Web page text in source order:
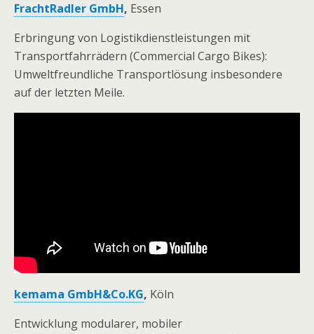
FrachtRadler GmbH, Essen
Erbringung von Logistikdienstleistungen mit
Transportfahrrädern (Commercial Cargo Bikes):
Umweltfreundliche Transportlösung insbesondere
auf der letzten Meile.
kemama GmbH&Co.KG, Köln
Entwicklung modularer, mobiler